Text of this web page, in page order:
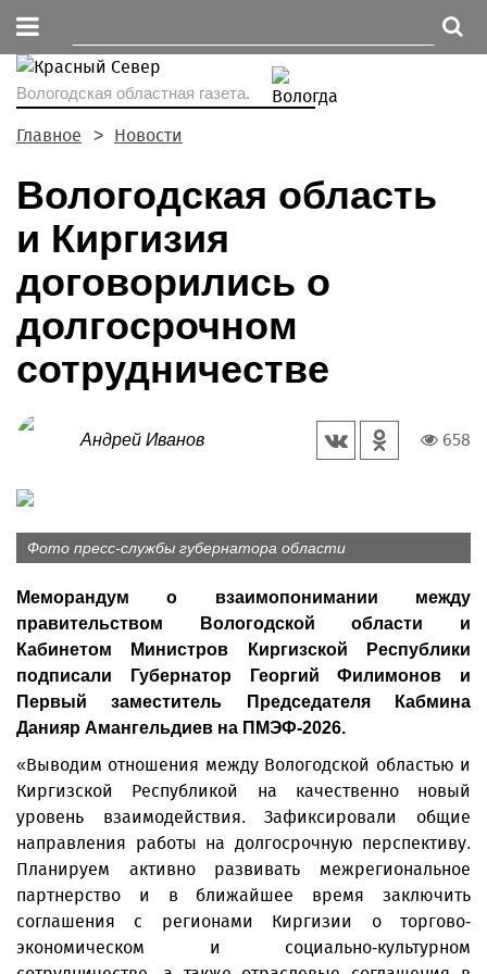
Вологодская областная газета.
Главное Новости
Вологодская область
и Киргизия
договорились о
долгосрочном
сотрудничестве
Андрей Иванов 658
Фото пресс-службы губернатора области
Меморандум о взаимопонимании между
правительством Вологодской области и
Кабинетом Министров Киргизской Республики
подписали Губернатор Георгий Филимонов и
Первый заместитель Председателя Кабмина
Данияр Амангельдиев на ПМЭФ-2026.
«Выводим отношения между Вологодской областью и
Киргизской Республикой на качественно новый
уровень взаимодействия. Зафиксировали общие
направления работы на долгосрочную перспективу.
Планируем активно развивать межрегиональное
партнерство и в ближайшее время заключить
соглашения с регионами Киргизии о торгово-
экономическом и социально-культурном